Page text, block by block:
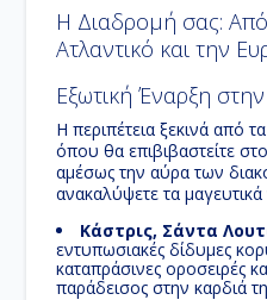
Η Διαδρομή σας:
Ατλαντικό και την
Εξωτική Έναρξη
Η περιπέτεια ξεκινά από
όπου θα επιβιβαστείτε στο
αμέσως την αύρα των
ανακαλύψετε τα μαγευτικά
Κάστρις, Σάντα
εντυπωσιακές δίδυμες
καταπράσινες οροσειρές
παράδεισος στην καρδιά